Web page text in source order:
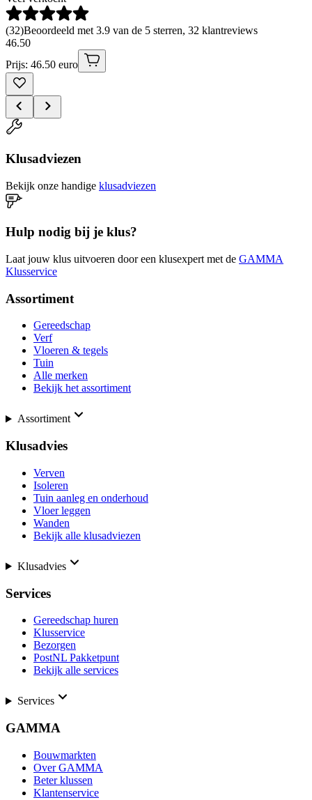
(32)Beoordeeld met 3.9 van de 5 sterren, 32 klantreviews
46.50
Prijs: 46.50 euro
Klusadviezen
Bekijk onze handige klusadviezen
Hulp nodig bij je klus?
Laat jouw klus uitvoeren door een klusexpert met de GAMMA
Klusservice
Assortiment
Gereedschap
Verf
Vloeren & tegels
Tuin
Alle merken
Bekijk het assortiment
Assortiment
Klusadvies
Verven
Isoleren
Tuin aanleg en onderhoud
Vloer leggen
Wanden
Bekijk alle klusadviezen
Klusadvies
Services
Gereedschap huren
Klusservice
Bezorgen
PostNL Pakketpunt
Bekijk alle services
Services
GAMMA
Bouwmarkten
Over GAMMA
Beter klussen
Klantenservice